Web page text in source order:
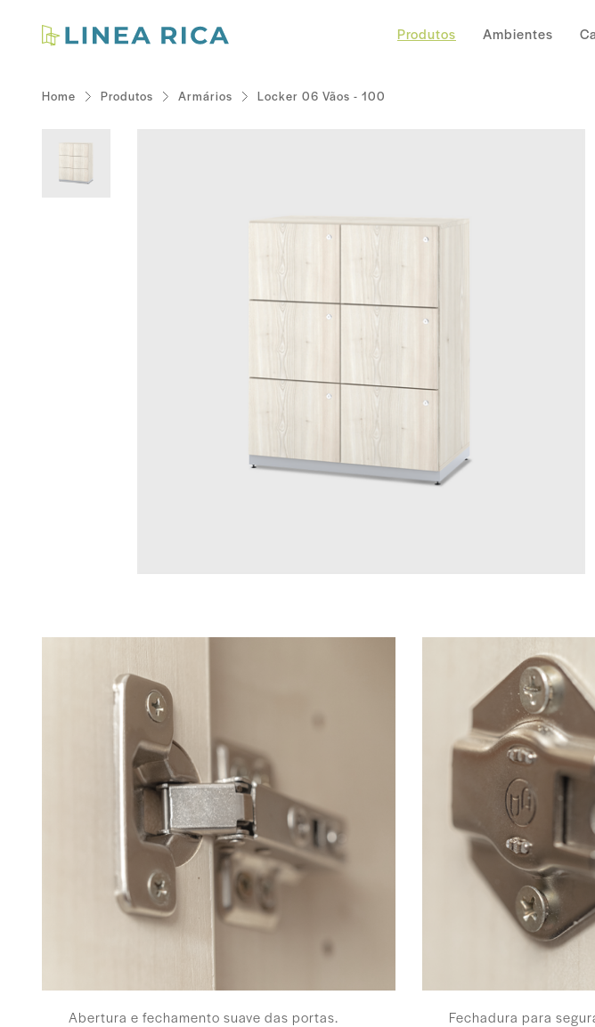
Produtos Ambientes
Home Produtos Armários Locker 06 Vãos - 100
Abertura e fechamento suave das portas. Fechadura para